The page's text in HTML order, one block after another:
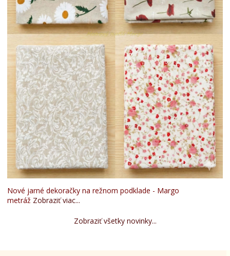
Nové jarné dekoračky na režnom podklade - Margo
metráž Zobraziť viac...
Zobraziť všetky novinky...